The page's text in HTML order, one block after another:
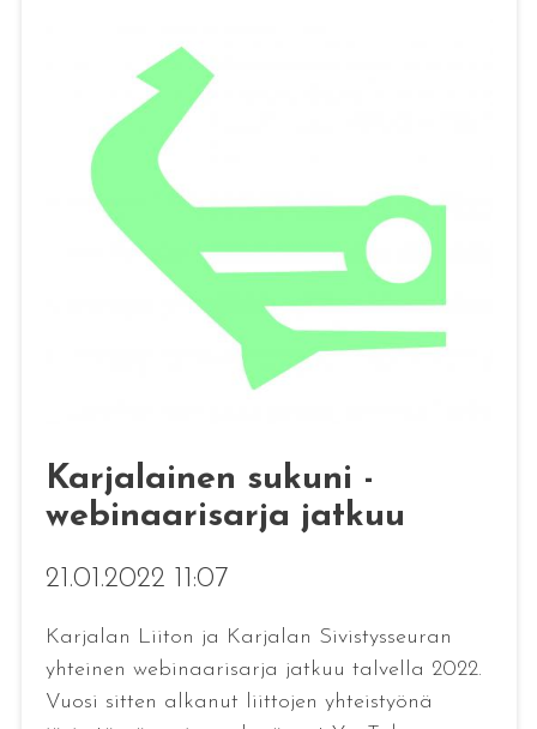
Karjalainen sukuni -
webinaarisarja jatkuu
21.01.2022 11:07
Karjalan Liiton ja Karjalan Sivistysseuran
yhteinen webinaarisarja jatkuu talvella 2022.
Vuosi sitten alkanut liittojen yhteistyönä